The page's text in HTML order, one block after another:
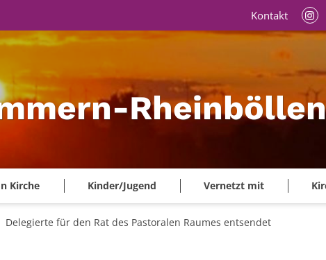
Kirche Kinder/Jugend Vernetzt mit
Kontakt
Delegierte für den Rat des Pastoralen Raumes entsendet